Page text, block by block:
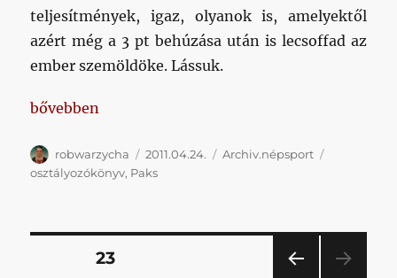
teljesítmények, igaz, olyanok is, amelyektől
azért még a 3 pt behúzása után is lecsoffad az
ember szemöldöke. Lássuk.
„Atommagig elemzünk: Kispest-Paks
bővebben
Szerző
robwarzycha Közzétéve
2011.04.24. Kategória
Archiv.népsport
osztályozókönyv, Paks
Bejegyzések
OLDAL23